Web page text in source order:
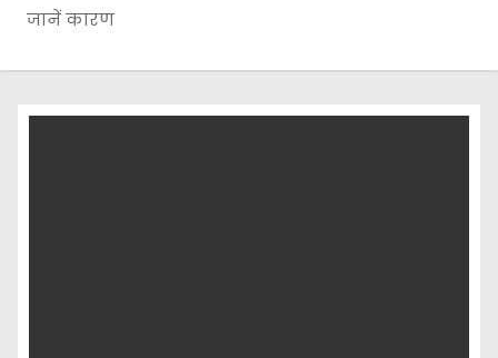
जानें कारण